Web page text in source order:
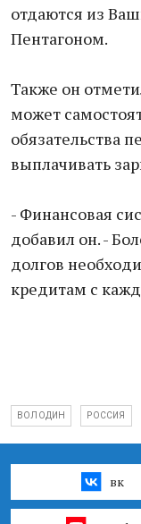
отдаются из
Пентагоном.
Также он
может
обязательства
выплачивать
- Финансовая
добавил он. -
долгов
кредитам с
ВОЛОДИН РОССИЯ
вк